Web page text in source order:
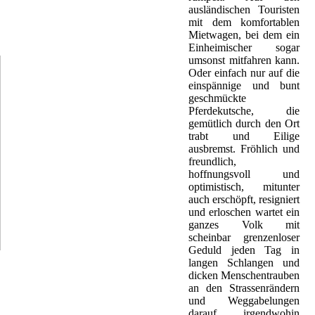
ausländischen Touristen
mit dem komfortablen
Mietwagen, bei dem ein
Einheimischer sogar
umsonst mitfahren kann.
Oder einfach nur auf die
einspännige und bunt
geschmückte
Pferdekutsche, die
gemütlich durch den Ort
trabt und Eilige
ausbremst. Fröhlich und
freundlich,
hoffnungsvoll und
optimistisch, mitunter
auch erschöpft, resigniert
und erloschen wartet ein
ganzes Volk mit
scheinbar grenzenloser
Geduld jeden Tag in
langen Schlangen und
dicken Menschentrauben
an den Strassenrändern
und Weggabelungen